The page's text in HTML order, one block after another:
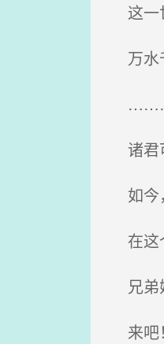
这一
万水
诸君
如今
在这
兄弟
来吧！